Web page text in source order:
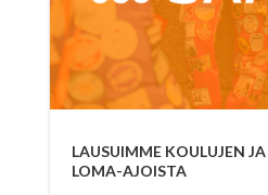
LAUSUIMME KOULUJEN
LOMA-AJOISTA